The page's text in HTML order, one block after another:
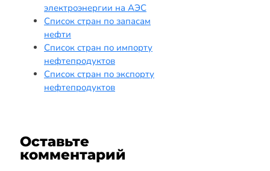
электроэнергии на АЭС
Список стран по запасам
нефти
Список стран по импорту
нефтепродуктов
Список стран по экспорту
нефтепродуктов
Оставьте
комментарий